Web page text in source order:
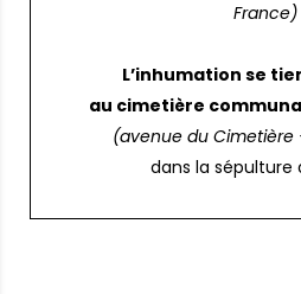
France)
L’inhumation se
au cimetière
(avenue du Cimetière
dans la sépulture